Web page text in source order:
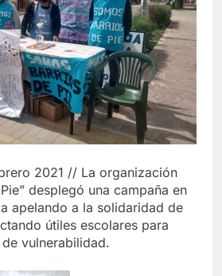
2021 // La organización
desplegó una campaña en
apelando a la solidaridad de
útiles escolares para
vulnerabilidad.